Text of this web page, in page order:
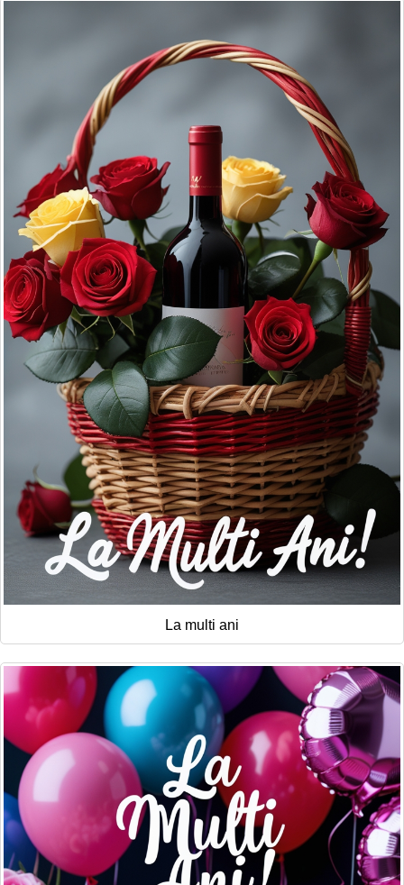
La multi ani